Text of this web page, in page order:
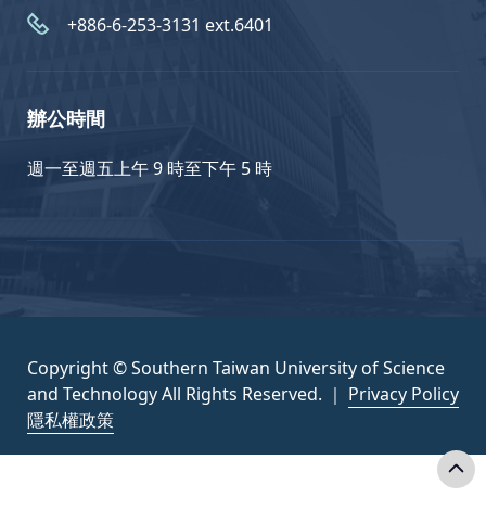
+886-6-253-3131 ext.6401
辦公時間
週一至週五上午 9 時至下午 5 時
Copyright © Southern Taiwan University of Science
and Technology All Rights Reserved. ｜ Privacy Policy
隱私權政策